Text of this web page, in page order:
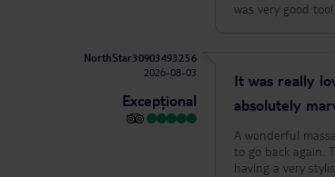
was very good
NorthStar30903493256
2026-08-03
Excepțional
It was really
absolutely
A wonderful
to go back again.
having a very